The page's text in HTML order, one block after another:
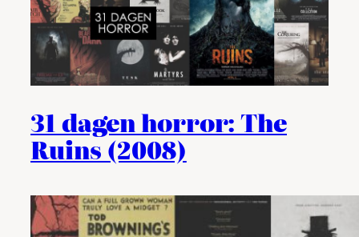
31 dagen horror: The
Ruins (2008)